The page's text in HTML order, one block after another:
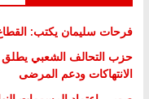
فرحات سليمان يكتب:
حزب التحالف الشعبي يطلق
الانتهاكات ودعم المرضى